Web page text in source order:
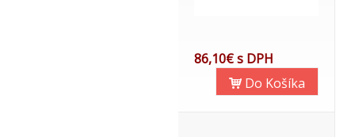
86,10€ s DPH
Do Košíka